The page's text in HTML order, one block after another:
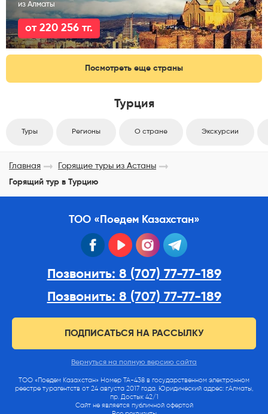
из Алматы
от 220 256 тг.
Посмотреть еще страны
Турция
Туры Регионы О стране Экскурсии
Главная
Горящие туры из Астаны
Горящий тур в Турцию
ТОО «Поедем Казахстан»
facebook youtube instagram
Позвонить: 8 (707) 77-77-189
Позвонить: 8 (707) 77-77-189
ПОДПИСАТЬСЯ НА РАССЫЛКУ
Вернуться на полную версию сайта
ТОО «Поедем Казахстан» Номер ТА-438 в государственном электронном
реестре турагентств от 24 августа 2017 года. Юридический адрес: г.Алматы,
пр. Достык 42/1
Сайт не является публичной офертой